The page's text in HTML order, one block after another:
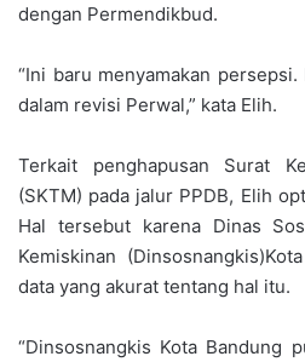
dengan Permendikbud.
“Ini baru menyamakan
dalam revisi Perwal,” kata Elih.
Terkait penghapusan Surat
(SKTM) pada jalur PPDB, Elih
Hal tersebut karena Dinas
Kemiskinan
data yang akurat tentang hal itu.
“Dinsosnangkis Kota Bandung